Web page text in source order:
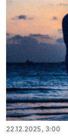
22.12.2025, 3:00